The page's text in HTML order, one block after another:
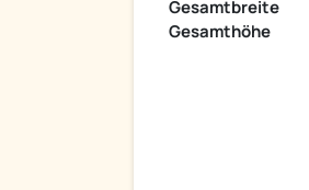
Gesamtbreite
Gesamthöhe